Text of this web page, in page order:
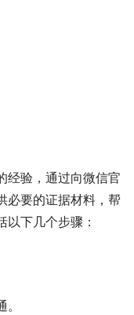
经验，通过向微信官
必要的证据材料，帮
下几个步骤：